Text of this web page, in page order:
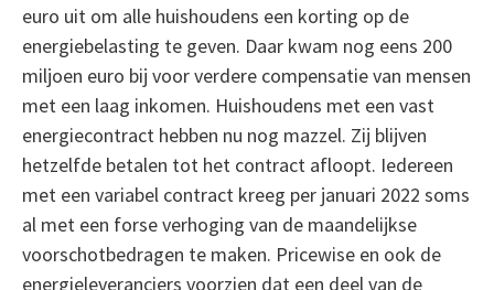
euro uit om alle huishoudens een korting op de
energiebelasting te geven. Daar kwam nog eens 200
miljoen euro bij voor verdere compensatie van mensen
met een laag inkomen. Huishoudens met een vast
energiecontract hebben nu nog mazzel. Zij blijven
hetzelfde betalen tot het contract afloopt. Iedereen
met een variabel contract kreeg per januari 2022 soms
al met een forse verhoging van de maandelijkse
voorschotbedragen te maken. Pricewise en ook de
energieleveranciers voorzien dat een deel van de